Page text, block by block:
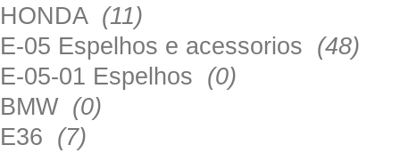
HONDA (11)
E-05 Espelhos e acessorios (48)
E-05-01 Espelhos (0)
BMW (0)
E36 (7)